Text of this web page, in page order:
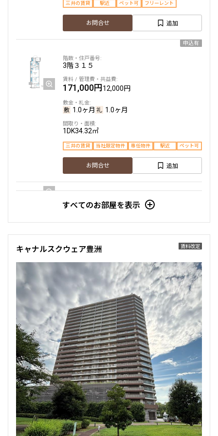
三井の賃貸 駅近 ペット可 フリーレント
お問合せ 追加
申込有
3階３１５
171,000円12,000円
1.0ヶ月 1.0ヶ月
1DK34.32㎡
三井の賃貸 当社限定物件 専任物件 駅近 ペット可
お問合せ 追加
4階４１５
1.0ヶ月
1DK 34.32㎡
三井の賃貸 当社限定物件 駅近 ペット可
お問合せ 追加
新着 賃料改定
3階３２２
173,000円12,000円
1.0ヶ月 1.0ヶ月
1DK33.30㎡
すべてのお部屋を表示
賃料改定
キャナルスクウェア豊洲